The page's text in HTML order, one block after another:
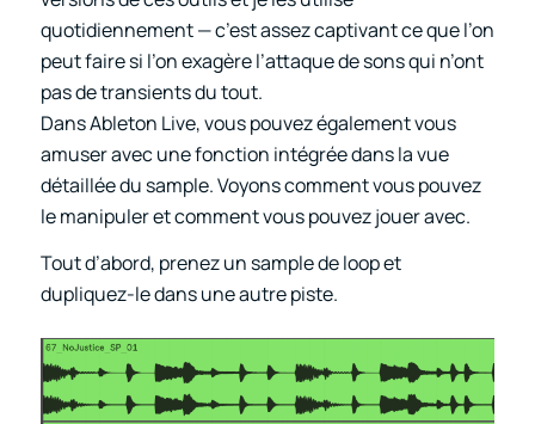
quotidiennement — c’est assez captivant ce que l’on
peut faire si l’on exagère l’attaque de sons qui n’ont
pas de transients du tout.
Dans Ableton Live, vous pouvez également vous
amuser avec une fonction intégrée dans la vue
détaillée du sample. Voyons comment vous pouvez
le manipuler et comment vous pouvez jouer avec.
Tout d’abord, prenez un sample de loop et
dupliquez-le dans une autre piste.